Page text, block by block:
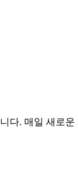
다. 매일 새로